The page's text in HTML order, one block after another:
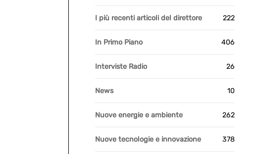
I più recenti articoli del direttore 222
In Primo Piano 406
Interviste Radio 26
News 10
Nuove energie e ambiente 262
Nuove tecnologie e innovazione 378